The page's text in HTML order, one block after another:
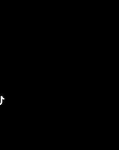
otwiera się w nowym oknie.
otwiera się w nowym oknie.
Strona otwiera się w nowym oknie.
YouTube. Strona otwiera się w nowym
na Instagram. Strona otwiera się